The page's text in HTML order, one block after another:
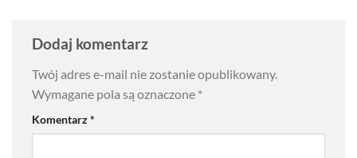
Dodaj komentarz
Twój adres e-mail nie zostanie opublikowany.
Wymagane pola są oznaczone *
Komentarz*